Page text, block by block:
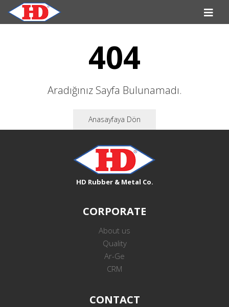
404
Aradığınız Sayfa Bulunamadı.
Anasayfaya Dön
HD Rubber & Metal Co.
CORPORATE
About us
Quality
Ar-Ge
CRM
CONTACT